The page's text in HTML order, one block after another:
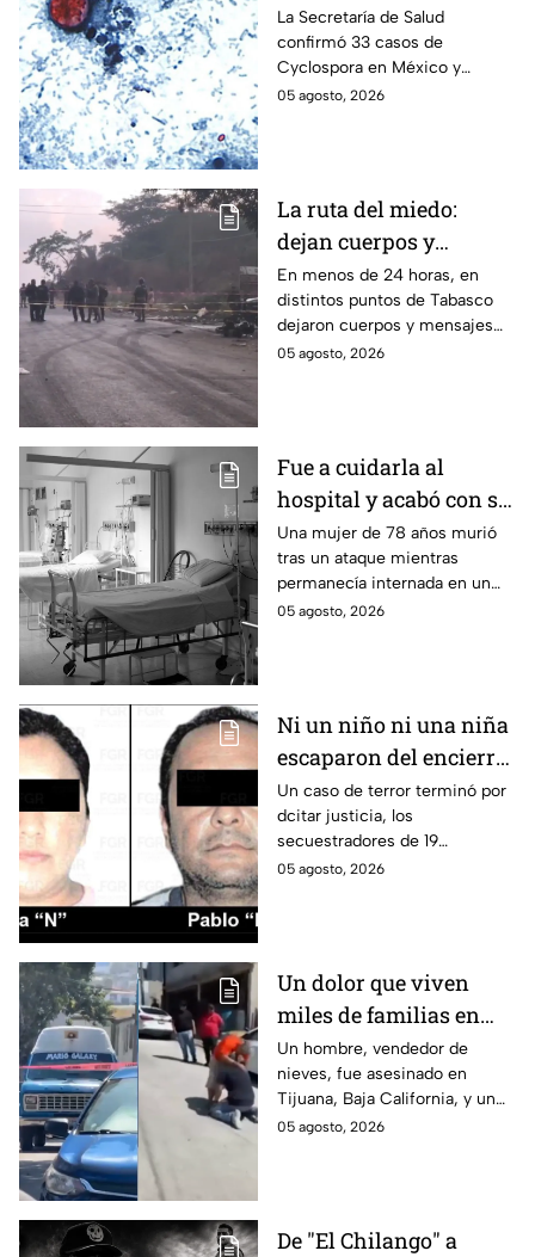
México: ¿en qué estado
se reportan los brotes
de diarrea explosiva?
La Secretaría de Salud
confirmó 33 casos de
Cyclospora en México y
mantiene investigaciones en
05 agosto, 2026
La ruta del miedo:
dejan cuerpos y
mensajes criminales
en carreteras de
Tabasco en un solo día
En menos de 24 horas, en
distintos puntos de Tabasco
dejaron cuerpos y mensajes
criminales en varias carreteras
05 agosto, 2026
Fue a cuidarla al
hospital y acabó con su
vida: Hombre habría
asfixiado a su suegra
mientras estaba
internada en Veracruz
Una mujer de 78 años murió
tras un ataque mientras
permanecía internada en un
hospital de Veracruz;
05 agosto, 2026
Ni un niño ni una niña
escaparon del encierro:
así cayó la pareja que
retenía a 19 migrantes
en Puebla
Un caso de terror terminó por
dcitar justicia, los
secuestradores de 19
migrantes recibieron una
05 agosto, 2026
Un dolor que viven
miles de familias en
México: Así se
enteraron los
familiares de un
vendedor de nieves de
Un hombre, vendedor de
nieves, fue asesinado en
Tijuana, Baja California, y un
reportero captó el momento
05 agosto, 2026
De "El Chilango" a